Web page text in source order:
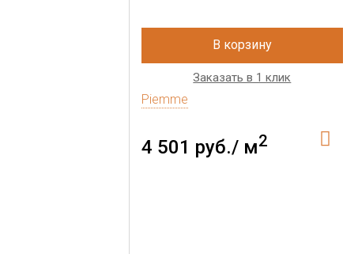
В корзину
Заказать в 1 клик
Piemme
4 501 руб./ м2